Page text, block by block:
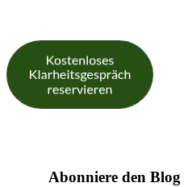
Abonniere den Blog